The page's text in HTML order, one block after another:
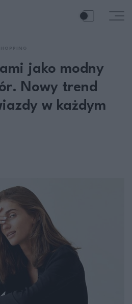
jako modny
Nowy trend
w każdym